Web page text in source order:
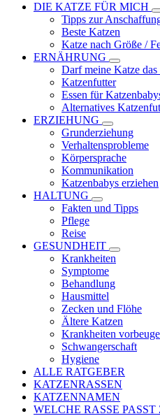
DIE KATZE FÜR MICH
Tipps zur
Beste Katzen
Katze nach Größe /
ERNÄHRUNG
Darf meine Katze das
Katzenfutter
Essen für
Alternatives
ERZIEHUNG
Grunderziehung
Verhaltensprobleme
Körpersprache
Kommunikation
Katzenbabys erziehen
HALTUNG
Fakten und Tipps
Pflege
Reise
GESUNDHEIT
Krankheiten
Symptome
Behandlung
Hausmittel
Zecken und Flöhe
Ältere Katzen
Krankheiten
Schwangerschaft
Hygiene
ALLE RATGEBER
KATZENRASSEN
KATZENNAMEN
WELCHE RASSE PASST